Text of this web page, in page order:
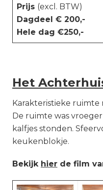
Prijs (excl. BTW)
Dagdeel € 200,-
Hele dag €250,-
Het
Karakteristieke
De ruimte was
kalfjes stonden.
keukenblokje.
Bekijk hier de film